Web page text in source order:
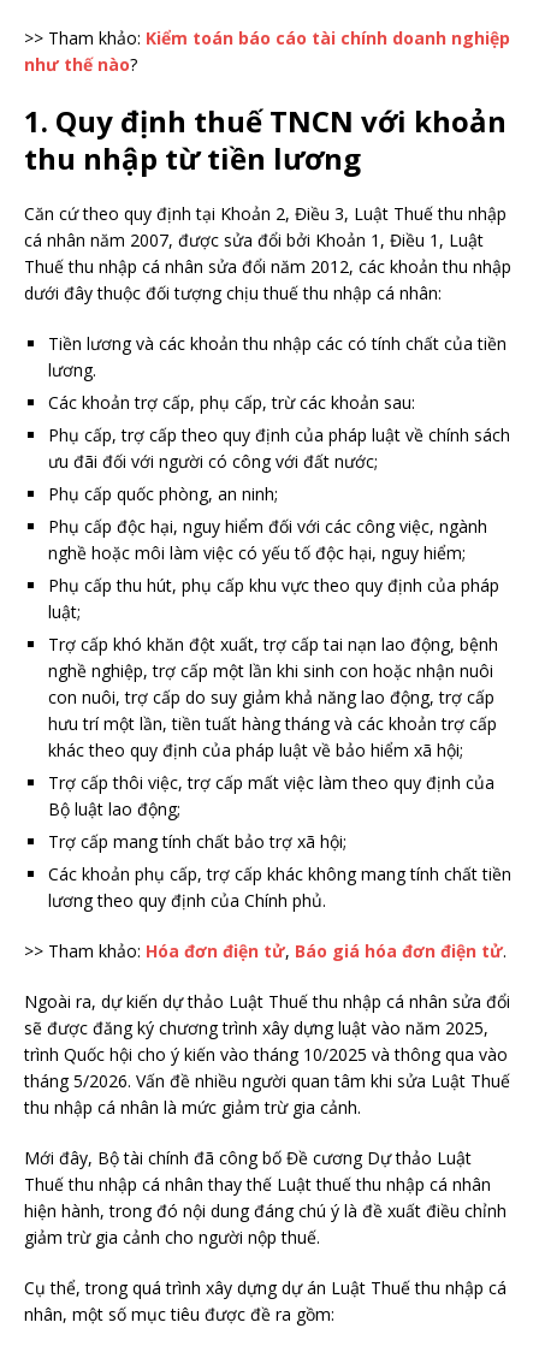
>> Tham khảo: Kiểm toán báo cáo tài chính doanh nghiệp
như thế nào?
1. Quy định thuế TNCN với khoản
thu nhập từ tiền lương
Căn cứ theo quy định tại Khoản 2, Điều 3, Luật Thuế thu nhập
cá nhân năm 2007, được sửa đổi bởi Khoản 1, Điều 1, Luật
Thuế thu nhập cá nhân sửa đổi năm 2012, các khoản thu nhập
dưới đây thuộc đối tượng chịu thuế thu nhập cá nhân:
Tiền lương và các khoản thu nhập các có tính chất của tiền
lương.
Các khoản trợ cấp, phụ cấp, trừ các khoản sau:
Phụ cấp, trợ cấp theo quy định của pháp luật về chính sách
ưu đãi đối với người có công với đất nước;
Phụ cấp quốc phòng, an ninh;
Phụ cấp độc hại, nguy hiểm đối với các công việc, ngành
nghề hoặc môi làm việc có yếu tố độc hại, nguy hiểm;
Phụ cấp thu hút, phụ cấp khu vực theo quy định của pháp
luật;
Trợ cấp khó khăn đột xuất, trợ cấp tai nạn lao động, bệnh
nghề nghiệp, trợ cấp một lần khi sinh con hoặc nhận nuôi
con nuôi, trợ cấp do suy giảm khả năng lao động, trợ cấp
hưu trí một lần, tiền tuất hàng tháng và các khoản trợ cấp
khác theo quy định của pháp luật về bảo hiểm xã hội;
Trợ cấp thôi việc, trợ cấp mất việc làm theo quy định của
Bộ luật lao động;
Trợ cấp mang tính chất bảo trợ xã hội;
Các khoản phụ cấp, trợ cấp khác không mang tính chất tiền
lương theo quy định của Chính phủ.
>> Tham khảo: Hóa đơn điện tử, Báo giá hóa đơn điện tử.
Ngoài ra, dự kiến dự thảo Luật Thuế thu nhập cá nhân sửa đổi
sẽ được đăng ký chương trình xây dựng luật vào năm 2025,
trình Quốc hội cho ý kiến vào tháng 10/2025 và thông qua vào
tháng 5/2026. Vấn đề nhiều người quan tâm khi sửa Luật Thuế
thu nhập cá nhân là mức giảm trừ gia cảnh.
Mới đây, Bộ tài chính đã công bố Đề cương Dự thảo Luật
Thuế thu nhập cá nhân thay thế Luật thuế thu nhập cá nhân
hiện hành, trong đó nội dung đáng chú ý là đề xuất điều chỉnh
giảm trừ gia cảnh cho người nộp thuế.
Cụ thể, trong quá trình xây dựng dự án Luật Thuế thu nhập cá
nhân, một số mục tiêu được đề ra gồm: